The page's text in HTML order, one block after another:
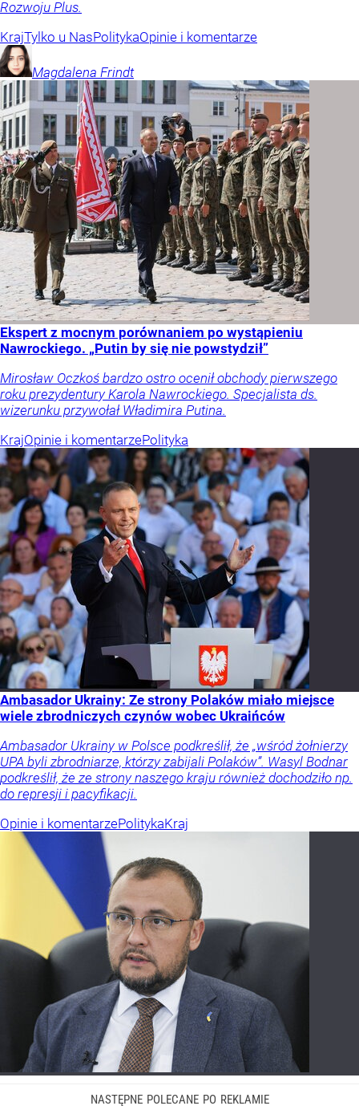
Rozwoju Plus.
KrajTylko u NasPolitykaOpinie i komentarze
Magdalena Frindt
Ekspert z mocnym porównaniem po wystąpieniu
Nawrockiego. „Putin by się nie powstydził”
Mirosław Oczkoś bardzo ostro ocenił obchody pierwszego
roku prezydentury Karola Nawrockiego. Specjalista ds.
wizerunku przywołał Władimira Putina.
KrajOpinie i komentarzePolityka
Ambasador Ukrainy: Ze strony Polaków miało miejsce
wiele zbrodniczych czynów wobec Ukraińców
Ambasador Ukrainy w Polsce podkreślił, że „wśród żołnierzy
UPA byli zbrodniarze, którzy zabijali Polaków”. Wasyl Bodnar
podkreślił, że ze strony naszego kraju również dochodziło np.
do represji i pacyfikacji.
Opinie i komentarzePolitykaKraj